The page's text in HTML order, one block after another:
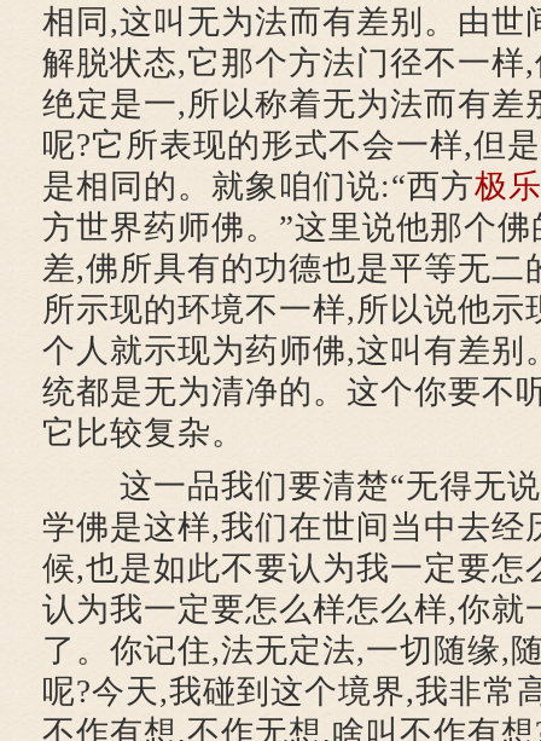
相同,这叫无为法而有差别。由世
解脱状态,它那个方法门径不一样
绝定是一,所以称着无为法而有差
呢?它所表现的形式不会一样,但
是相同的。就象咱们说:“西方极
方世界药师佛。”这里说他那个
差,佛所具有的功德也是平等无二
所示现的环境不一样,所以说他示
个人就示现为药师佛,这叫有差别
统都是无为清净的。这个你要不
它比较复杂。
这一品我们要清楚“无得无说
学佛是这样,我们在世间当中去经
候,也是如此不要认为我一定要怎
认为我一定要怎么样怎么样,你就
了。你记住,法无定法,一切随缘,
呢?今天,我碰到这个境界,我非常
不作有想,不作无想,啥叫不作有